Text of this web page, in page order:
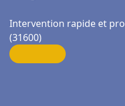
Intervention rapide et
(31600)